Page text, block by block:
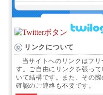
リンクについて
当サイトへのリンクはフリ
す。ご自由にリンクを張って
いて結構です。また、その
確認のご連絡も不要です。